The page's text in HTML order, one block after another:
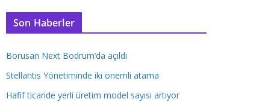
Son Haberler
Borusan Next Bodrum’da açıldı
Stellantis Yönetiminde iki önemli atama
Hafif ticaride yerli üretim model sayısı artıyor